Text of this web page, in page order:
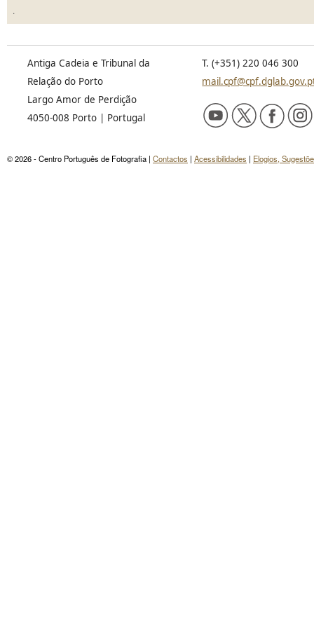
.
Antiga Cadeia e Tribunal da
Relação do Porto
Largo Amor de Perdição
4050-008 Porto | Portugal
T. (+351) 220 046 300
© 2026 - Centro Português de Fotografia | Contactos | Acessibilidades | Elogios,